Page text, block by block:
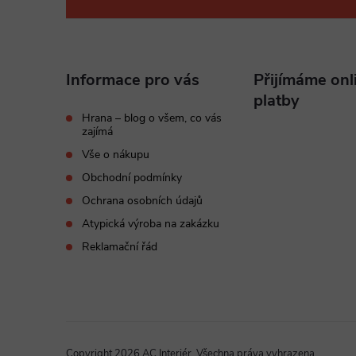
e
Informace pro vás
Hrana – blog o všem, co vás
zajímá
Vše o nákupu
Obchodní podmínky
Ochrana osobních údajů
Atypická výroba na zakázku
Reklamační řád
Přijímáme
platby